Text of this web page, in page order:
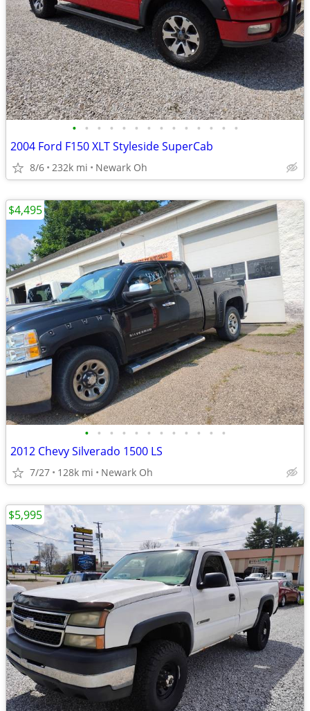
• • • • • • • • • • • • • •
2004 Ford F150 XLT Styleside SuperCab
8/6 232k mi Newark Oh
• • • • • • • • • • • •
2012 Chevy Silverado 1500 LS
7/27 128k mi Newark Oh
$4,495
$5,995